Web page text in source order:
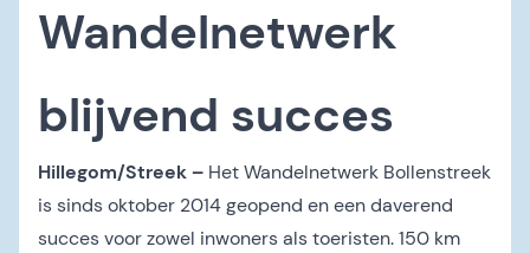
Wandelnetwerk
blijvend succes
Hillegom/Streek – Het Wandelnetwerk Bollenstreek
is sinds oktober 2014 geopend en een daverend
succes voor zowel inwoners als toeristen. 150 km